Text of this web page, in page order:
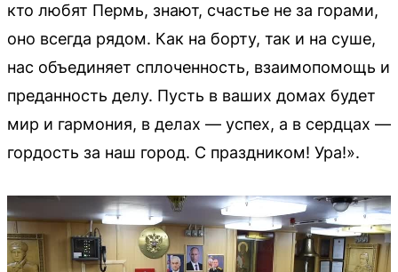
кто любят Пермь, знают, счастье не за горами,
оно всегда рядом. Как на борту, так и на суше,
нас объединяет сплоченность, взаимопомощь и
преданность делу. Пусть в ваших домах будет
мир и гармония, в делах — успех, а в сердцах —
гордость за наш город. С праздником! Ура!».